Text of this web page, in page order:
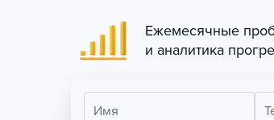
Ежемесячные
и аналитика
Имя